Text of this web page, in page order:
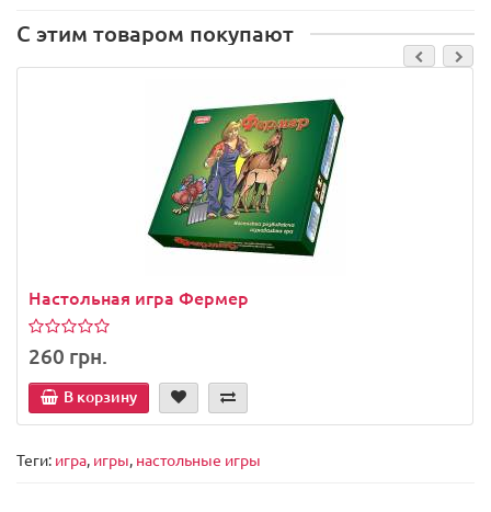
С этим товаром покупают
Настольная игра Фермер
260 грн.
В корзину
Теги: игра, игры, настольные игры